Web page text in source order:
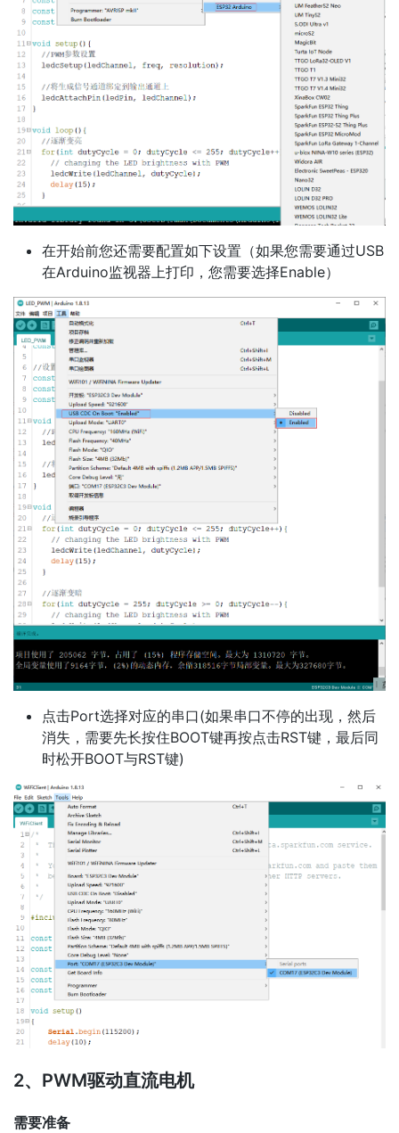
在开始前您还需要配置如下设置（如果您需要通过USB
在Arduino监视器上打印，您需要选择Enable）
点击Port选择对应的串口(如果串口不停的出现，然后
消失，需要先长按住BOOT键再按点击RST键，最后同
时松开BOOT与RST键)
2、PWM驱动直流电机
需要准备